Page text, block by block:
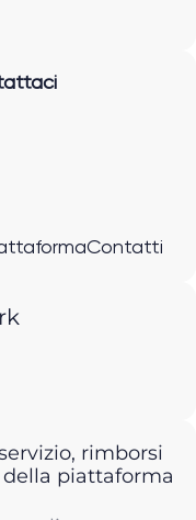
Contatti
rimborsi
della piattaforma